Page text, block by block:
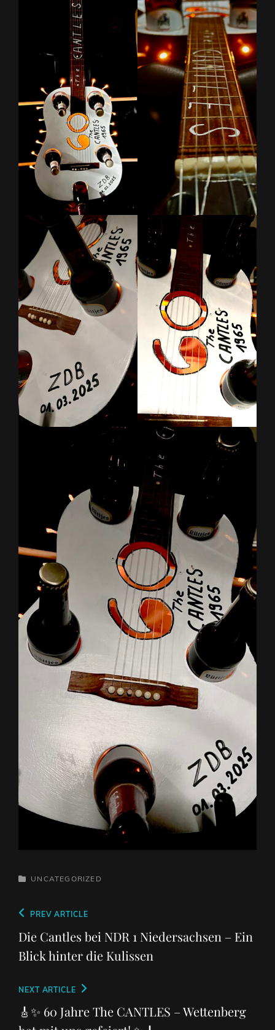
CATEGORIES
UNCATEGORIZED
Beitrags-
Navigation
Previous
Post
PREV ARTICLE
Die Cantles bei NDR 1 Niedersachsen – Ein
Blick hinter die Kulissen
Next
Post
NEXT ARTICLE
🎸✨ 60 Jahre The CANTLES – Wettenberg